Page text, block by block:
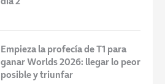
Empieza la profecía de T1 para
ganar Worlds 2026: llegar lo peor
posible y triunfar